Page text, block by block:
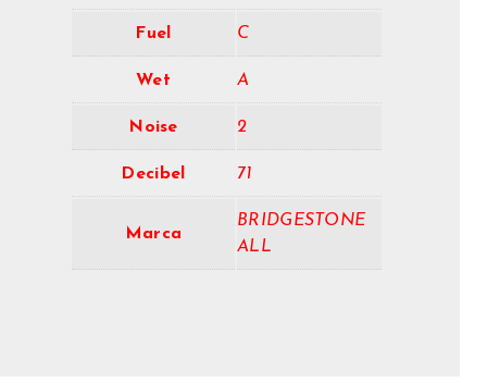
Fuel C
Wet A
Noise 2
Decibel 71
Marca
BRIDGESTONE
ALL